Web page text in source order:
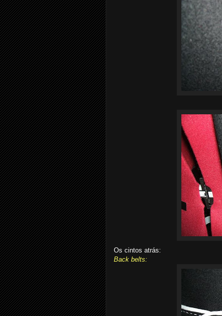
Os cintos atrás:
Back belts: